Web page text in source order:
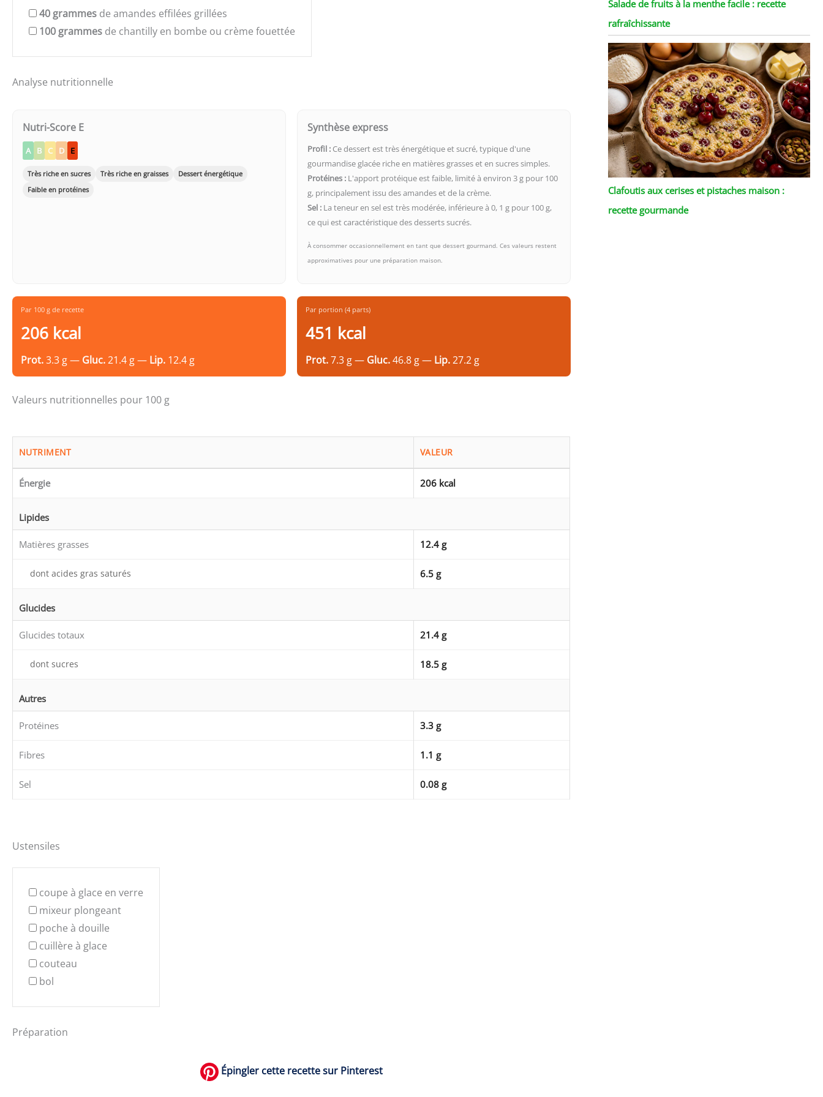
40 grammes de amandes effilées grillées
100 grammes de chantilly en bombe ou crème fouettée
Analyse nutritionnelle
Nutri-Score E
A B C D E
Très riche en sucres Très riche en graisses
Dessert énergétique
Faible en protéines
Synthèse express
Profil : Ce dessert est très énergétique et sucré, typique d'une
gourmandise glacée riche en matières grasses et en sucres simples.
Protéines : L'apport protéique est faible, limité à environ 3 g pour 100
g, principalement issu des amandes et de la crème.
Sel : La teneur en sel est très modérée, inférieure à 0, 1 g pour 100 g,
ce qui est caractéristique des desserts sucrés.
À consommer occasionnellement en tant que dessert gourmand. Ces valeurs restent
approximatives pour une préparation maison.
Par 100 g de recette
206 kcal
Prot.3.3 g — Gluc.21.4 g — Lip. 12.4 g
Par portion (4 parts)
451 kcal
Prot.7.3 g — Gluc.46.8 g — Lip.27.2 g
Valeurs nutritionnelles pour 100 g
NUTRIMENT VALEUR
Énergie 206 kcal
Lipides
Matières grasses 12.4 g
dont acides gras saturés 6.5 g
Glucides
Glucides totaux 21.4 g
dont sucres 18.5 g
Autres
Protéines 3.3 g
Fibres 1.1 g
Sel 0.08 g
Ustensiles
coupe à glace en verre
mixeur plongeant
poche à douille
cuillère à glace
couteau
bol
Préparation
Épingler cette recette sur Pinterest
Salade de fruits à la menthe facile : recette
rafraîchissante
Clafoutis aux cerises et pistaches maison :
recette gourmande